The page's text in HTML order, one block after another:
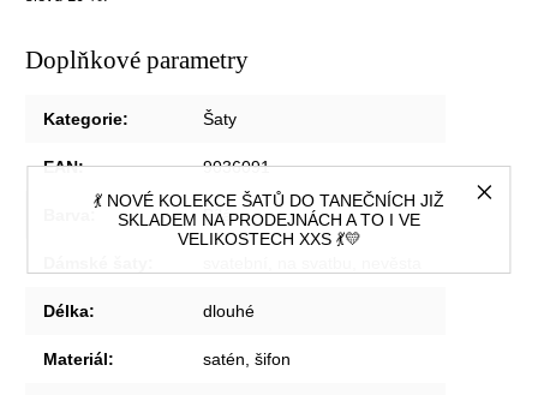
💃 NOVÉ KOLEKCE ŠATŮ DO TANEČNÍCH JIŽ
SKLADEM NA PRODEJNÁCH A TO I VE
VELIKOSTECH XXS 💃💛
Doplňkové parametry
Kategorie: Šaty
EAN: 9036091
Bílá
Délka: dlouhé
Materiál: satén, šifon